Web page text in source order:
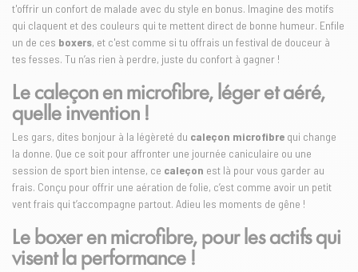
t'offrir un confort de malade avec du style en bonus. Imagine des motifs
qui claquent et des couleurs qui te mettent direct de bonne humeur. Enfile
un de ces boxers, et c'est comme si tu offrais un festival de douceur à
tes fesses. Tu n’as rien à perdre, juste du confort à gagner !
Le caleçon en microfibre, léger et aéré,
quelle invention !
Les gars, dites bonjour à la légèreté du caleçon microfibre qui change
la donne. Que ce soit pour affronter une journée caniculaire ou une
session de sport bien intense, ce caleçon est là pour vous garder au
frais. Conçu pour offrir une aération de folie, c’est comme avoir un petit
vent frais qui t’accompagne partout. Adieu les moments de gêne !
Le boxer en microfibre, pour les actifs qui
visent la performance !